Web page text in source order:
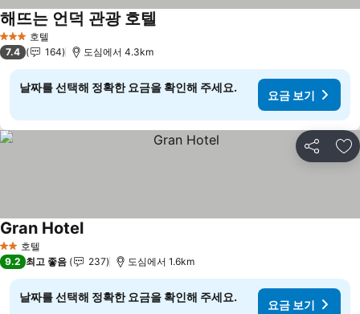
3 성급 호텔
해뜨는 언덕 관광 호텔
7.4 164 도심에서 4.3km
날짜를 선택해 정확한 요금을 확인해 주세요.
요금 보기
공유 즐
2 성급호텔
Gran Hotel요금 보기
9.2 최고 좋음 237 도심에서 1.6km
날짜를 선택해 정확한 요금을 확인해 주세요.
요금 보기